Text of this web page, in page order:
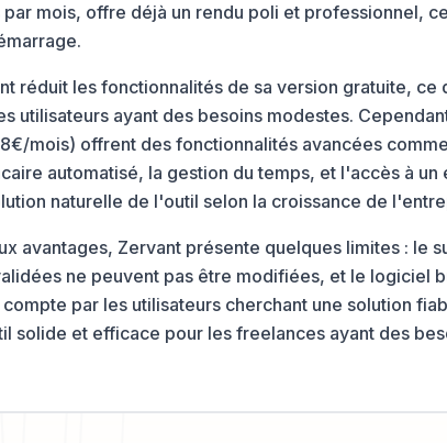
mois, offre déjà un rendu poli et professionnel,
réduit les fonctionnalités de sa version gratuite, ce
utilisateurs ayant des besoins modestes.
mois) offrent des fonctionnalités avancées
automatisé, la gestion du temps, et l'accès à
naturelle de l'outil selon la croissance de
avantages, Zervant présente quelques limites : le
ne peuvent pas être modifiées, et le logiciel
par les utilisateurs cherchant une solution
solide et efficace pour les freelances ayant des